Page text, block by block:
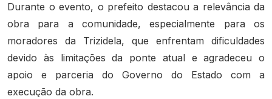
Durante o evento, o prefeito destacou a relevância da
obra para a comunidade, especialmente para os
moradores da Trizidela, que enfrentam dificuldades
devido às limitações da ponte atual e agradeceu o
apoio e parceria do Governo do Estado com a
execução da obra.